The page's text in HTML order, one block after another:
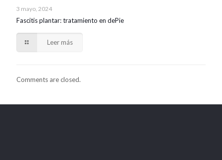
3 mayo, 2024
Fascitis plantar: tratamiento en dePie
Leer más
Comments are closed.